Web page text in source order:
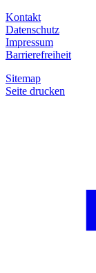
Kontakt
Datenschutz
Impressum
Barrierefreiheit
Sitemap
Seite drucken